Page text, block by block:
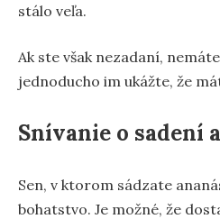
stálo veľa.
Ak ste však nezadaní,
jednoducho im ukážte, že
Snívanie o sadení
Sen, v ktorom sádzate
bohatstvo. Je možné, že